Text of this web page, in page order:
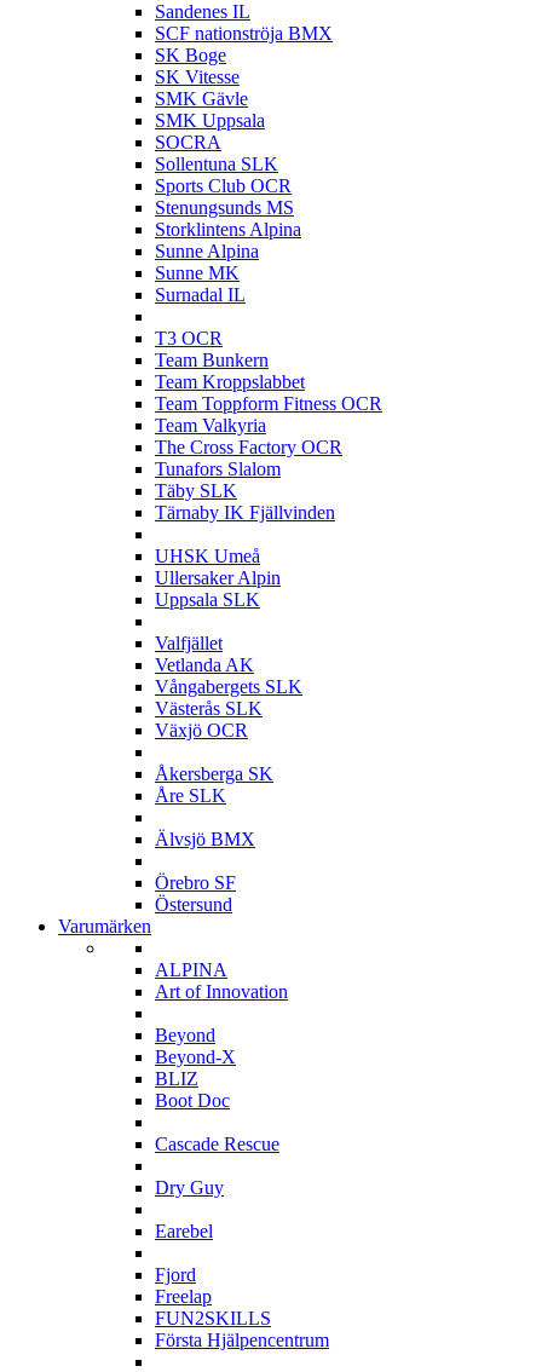
Sandenes IL
SCF nationströja BMX
SK Boge
SK Vitesse
SMK Gävle
SMK Uppsala
SOCRA
Sollentuna SLK
Sports Club OCR
Stenungsunds MS
Storklintens Alpina
Sunne Alpina
Sunne MK
Surnadal IL
T3 OCR
Team Bunkern
Team Kroppslabbet
Team Toppform Fitness OCR
Team Valkyria
The Cross Factory OCR
Tunafors Slalom
Täby SLK
Tärnaby IK Fjällvinden
UHSK Umeå
Ullersaker Alpin
Uppsala SLK
Valfjället
Vetlanda AK
Vångabergets SLK
Västerås SLK
Växjö OCR
Åkersberga SK
Åre SLK
Älvsjö BMX
Örebro SF
Östersund
Varumärken
ALPINA
Art of Innovation
Beyond
Beyond-X
BLIZ
Boot Doc
Cascade Rescue
Dry Guy
Earebel
Fjord
Freelap
FUN2SKILLS
Första Hjälpencentrum